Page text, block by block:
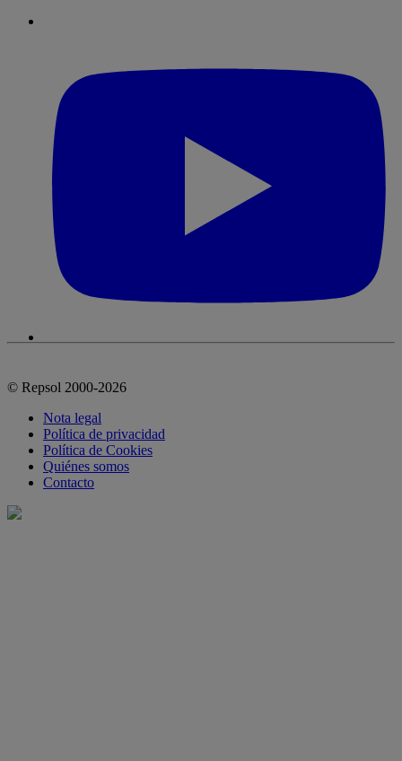
© Repsol 2000-2026
Nota legal
Política de privacidad
Política de Cookies
Quiénes somos
Contacto